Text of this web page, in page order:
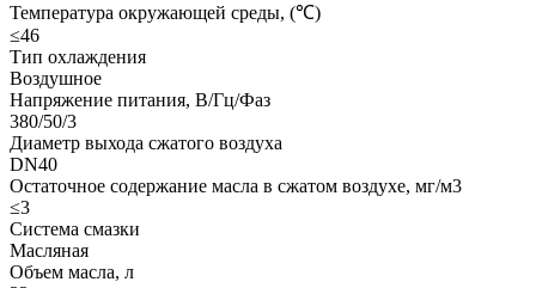
Температура окружающей среды, (℃)
≤46
Тип охлаждения
Воздушное
Напряжение питания, В/Гц/Фаз
380/50/3
Диаметр выхода сжатого воздуха
DN40
Остаточное содержание масла в сжатом воздухе, мг/м3
≤3
Система смазки
Масляная
Объем масла, л